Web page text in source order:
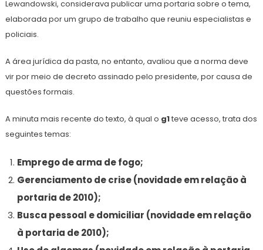
Lewandowski, considerava publicar uma portaria sobre o tema,
elaborada por um grupo de trabalho que reuniu especialistas e
policiais.
A área jurídica da pasta, no entanto, avaliou que a norma deve
vir por meio de decreto assinado pelo presidente, por causa de
questões formais.
A minuta mais recente do texto, à qual o g1teve acesso, trata dos
seguintes temas:
Emprego de arma de fogo;
Gerenciamento de crise (novidade em relação à
portaria de 2010);
Busca pessoal e domiciliar (novidade em relação
à portaria de 2010);